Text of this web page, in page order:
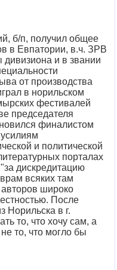
б/п, получил общее
в Евпатории, в.ч. ЗРВ
дивизиона и в звании
от производства
в норильском
фестивалей
председателя
финалистом
и политической
порталах
дискредитацию
всяких там
широко
После
Норильска в г.
то, что хочу сам, а
то, что могло бы